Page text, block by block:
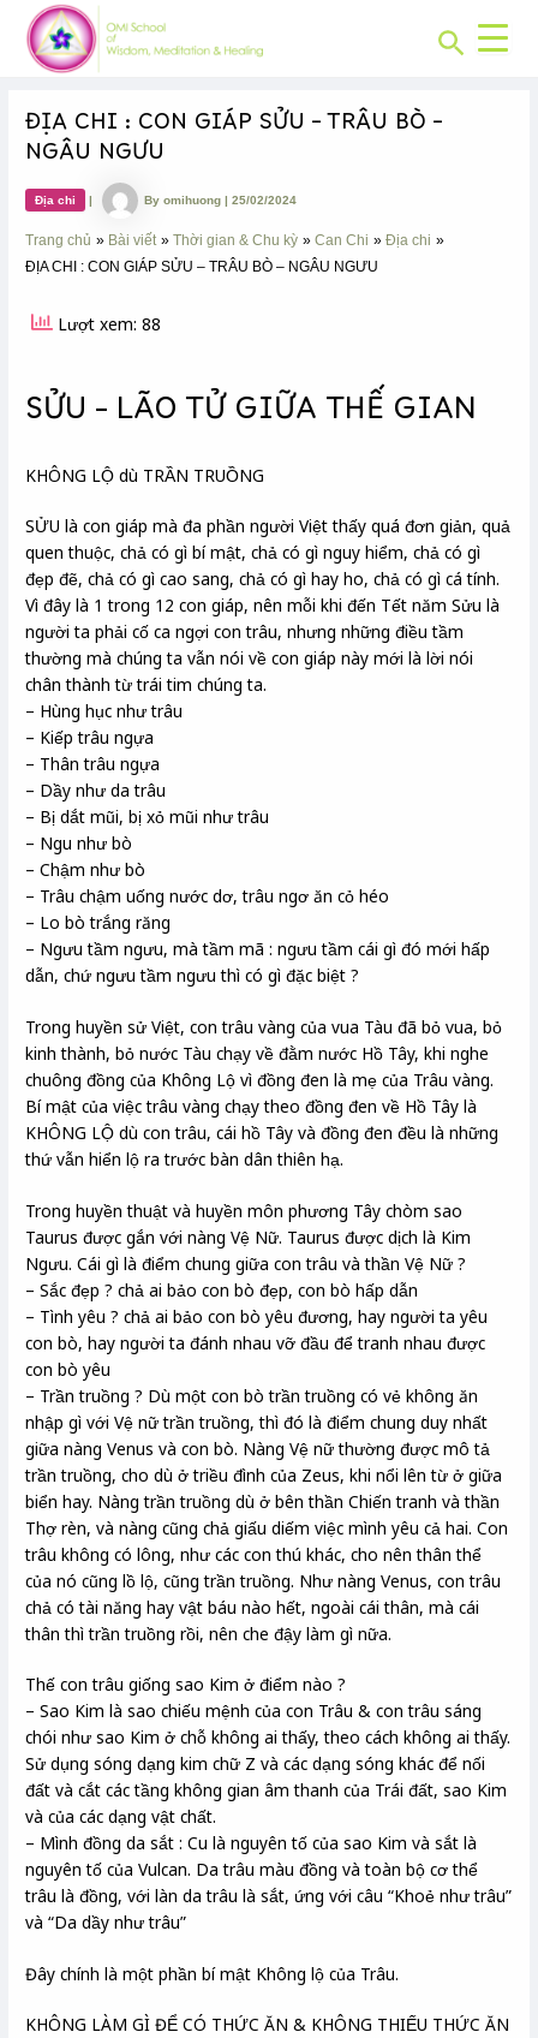
content
Search
ĐỊA CHI : CON GIÁP SỬU – TRÂU BÒ –
NGÂU NGƯU
Địa chi | Byomihuong|25/02/2024
Trang chủ Bài viết Thời gian & Chu kỳ Can Chi
Địa chi
ĐỊA CHI : CON GIÁP SỬU – TRÂU BÒ – NGÂU NGƯU
Lượt xem: 88
SỬU – LÃO TỬ GIỮA THẾ GIAN
KHÔNG LỘ dù TRẦN TRUỒNG
SỬU là con giáp mà đa phần người Việt thấy quá đơn giản, quả
quen thuộc, chả có gì bí mật, chả có gì nguy hiểm, chả có gì
đẹp đẽ, chả có gì cao sang, chả có gì hay ho, chả có gì cá tính.
Vì đây là 1 trong 12 con giáp, nên mỗi khi đến Tết năm Sửu là
người ta phải cố ca ngợi con trâu, nhưng những điều tầm
thường mà chúng ta vẫn nói về con giáp này mới là lời nói
chân thành từ trái tim chúng ta.
– Hùng hục như trâu
– Kiếp trâu ngựa
– Thân trâu ngựa
– Dầy như da trâu
– Bị dắt mũi, bị xỏ mũi như trâu
– Ngu như bò
– Chậm như bò
– Trâu chậm uống nước dơ, trâu ngơ ăn cỏ héo
– Lo bò trắng răng
– Ngưu tầm ngưu, mà tầm mã : ngưu tầm cái gì đó mới hấp
dẫn, chứ ngưu tầm ngưu thì có gì đặc biệt ?
Trong huyền sử Việt, con trâu vàng của vua Tàu đã bỏ vua, bỏ
kinh thành, bỏ nước Tàu chạy về đằm nước Hồ Tây, khi nghe
chuông đồng của Không Lộ vì đồng đen là mẹ của Trâu vàng.
Bí mật của việc trâu vàng chạy theo đồng đen về Hồ Tây là
KHÔNG LỘ dù con trâu, cái hồ Tây và đồng đen đều là những
thứ vẫn hiển lộ ra trước bàn dân thiên hạ.
Trong huyền thuật và huyền môn phương Tây chòm sao
Taurus được gắn với nàng Vệ Nữ. Taurus được dịch là Kim
Ngưu. Cái gì là điểm chung giữa con trâu và thần Vệ Nữ ?
– Sắc đẹp ? chả ai bảo con bò đẹp, con bò hấp dẫn
– Tình yêu ? chả ai bảo con bò yêu đương, hay người ta yêu
con bò, hay người ta đánh nhau vỡ đầu để tranh nhau được
con bò yêu
– Trần truồng ? Dù một con bò trần truồng có vẻ không ăn
nhập gì với Vệ nữ trần truồng, thì đó là điểm chung duy nhất
giữa nàng Venus và con bò. Nàng Vệ nữ thường được mô tả
trần truồng, cho dù ở triều đình của Zeus, khi nổi lên từ ở giữa
biển hay. Nàng trần truồng dù ở bên thần Chiến tranh và thần
Thợ rèn, và nàng cũng chả giấu diếm việc mình yêu cả hai. Con
trâu không có lông, như các con thú khác, cho nên thân thể
của nó cũng lồ lộ, cũng trần truồng. Như nàng Venus, con trâu
chả có tài năng hay vật báu nào hết, ngoài cái thân, mà cái
thân thì trần truồng rồi, nên che đậy làm gì nữa.
Thế con trâu giống sao Kim ở điểm nào ?
– Sao Kim là sao chiếu mệnh của con Trâu & con trâu sáng
chói như sao Kim ở chỗ không ai thấy, theo cách không ai thấy.
Sử dụng sóng dạng kim chữ Z và các dạng sóng khác để nối
đất và cắt các tầng không gian âm thanh của Trái đất, sao Kim
và của các dạng vật chất.
– Mình đồng da sắt : Cu là nguyên tố của sao Kim và sắt là
nguyên tố của Vulcan. Da trâu màu đồng và toàn bộ cơ thể
trâu là đồng, với làn da trâu là sắt, ứng với câu “Khoẻ như trâu”
và “Da dầy như trâu”
Đây chính là một phần bí mật Không lộ của Trâu.
KHÔNG LÀM GÌ ĐỂ CÓ THỨC ĂN & KHÔNG THIẾU THỨC ĂN
Post
navigation
CHUYÊN
MỤC: